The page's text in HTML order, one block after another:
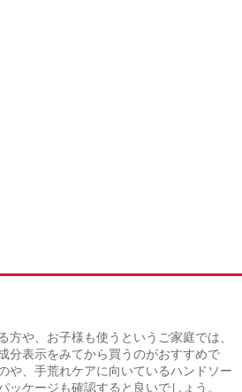
方や、お子様も使うというご家庭では、
分表示をみてから買うのがおすすめで
や、手荒れケアに向いているハンドソー
ッケージも確認すると良いでしょう。